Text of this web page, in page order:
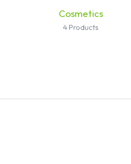
Cosmetics
4 Products